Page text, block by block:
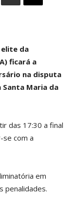
elite da
ficará a
na disputa
Maria da
das 17:30 a final
se com a
em
penalidades.